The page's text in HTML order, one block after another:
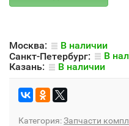
Москва:
В наличии
Санкт-Петербург:
В
Казань:
В наличии
Категория:Запчасти